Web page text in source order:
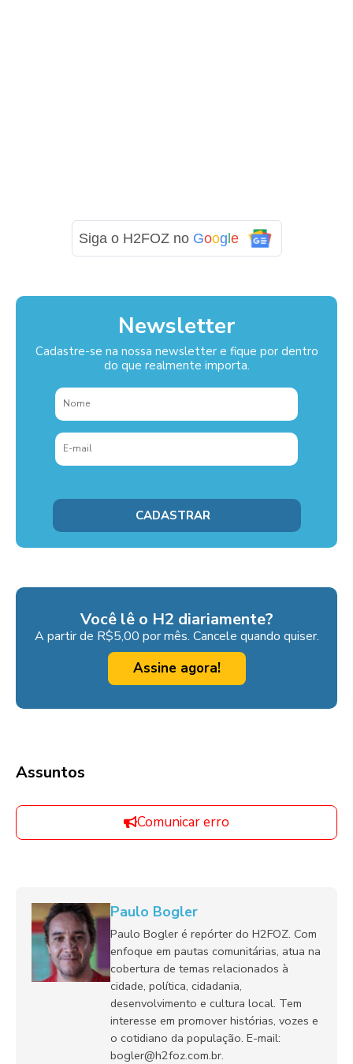
Siga o H2FOZ no Goog e
Newsletter
Cadastre-se na nossa newsletter e fique por dentro
do que realmente importa.
Você lê o H2 diariamente?
A partir de R$5,00 por mês. Cancele quando quiser.
Assine agora!
Assuntos
Comunicar erro
Paulo Bogler
Paulo Bogler é repórter do H2FOZ. Com
enfoque em pautas comunitárias, atua na
cobertura de temas relacionados à
cidade, política, cidadania,
desenvolvimento e cultura local. Tem
interesse em promover histórias, vozes e
o cotidiano da população. E-mail:
bogler@h2foz.com.br.